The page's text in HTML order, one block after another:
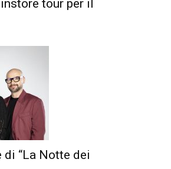
tour per il
di “La Notte dei